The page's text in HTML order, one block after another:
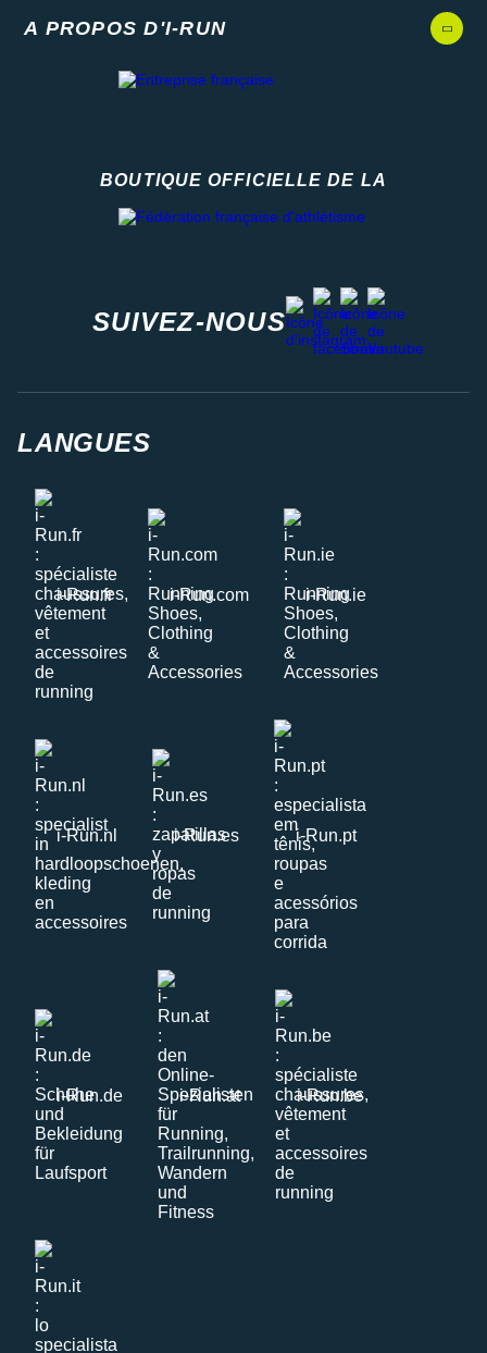
A PROPOS D'I-RUN
BOUTIQUE OFFICIELLE DE LA
SUIVEZ-NOUS
instagram
facebook
stravayoutube
LANGUES
i-Run.fr i-Run.com i-Run.ie
i-Run.nl i-Run.es i-Run.pt
i-Run.de i-Run.at i-Run.be